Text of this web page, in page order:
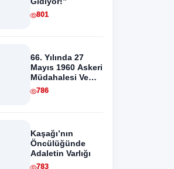
801
66. Yılında 27
Mayıs 1960 Askeri
Müdahalesi Ve
Anayasa Devrimi
786
Kaşağı’nın
Öncülüğünde
Adaletin Varlığı
783